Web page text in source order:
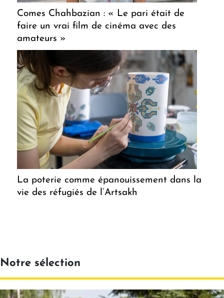
Comes Chahbazian : « Le pari était de
faire un vrai film de cinéma avec des
amateurs »
La poterie comme épanouissement dans la
vie des réfugiés de l’Artsakh
Notre sélection